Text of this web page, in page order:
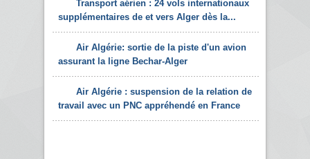
Transport aérien : 24 vols internationaux
supplémentaires de et vers Alger dès la...
Air Algérie: sortie de la piste d'un avion
assurant la ligne Bechar-Alger
Air Algérie : suspension de la relation de
travail avec un PNC appréhendé en France